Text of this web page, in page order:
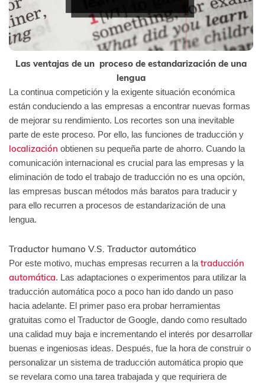
Las ventajas de un proceso de estandarización de una
lengua
La continua competición y la exigente situación económica
están conduciendo a las empresas a encontrar nuevas formas
de mejorar su rendimiento. Los recortes son una inevitable
parte de este proceso. Por ello, las funciones de traducción y
localización obtienen su pequeña parte de ahorro. Cuando la
comunicación internacional es crucial para las empresas y la
eliminación de todo el trabajo de traducción no es una opción,
las empresas buscan métodos más baratos para traducir y
para ello recurren a procesos de estandarización de una
lengua.
Traductor humano V.S. Traductor automático
Por este motivo, muchas empresas recurren a latraducción
automática. Las adaptaciones o experimentos para utilizar la
traducción automática poco a poco han ido dando un paso
hacia adelante. El primer paso era probar herramientas
gratuitas como el Traductor de Google, dando como resultado
una calidad muy baja e incrementando el interés por desarrollar
buenas e ingeniosas ideas. Después, fue la hora de construir o
personalizar un sistema de traducción automática propio que
se revelara como una tarea trabajada y que requiriera de